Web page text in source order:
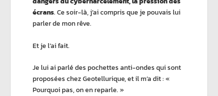
écrans. Ce soir-là, j’ai compris que je pouvais lui
parler de mon rêve.
Et je l’ai fait.
Je lui ai parlé des pochettes anti-ondes qui sont
proposées chezGeotellurique, et il m’a dit :«
Pourquoi pas, on en reparle. »